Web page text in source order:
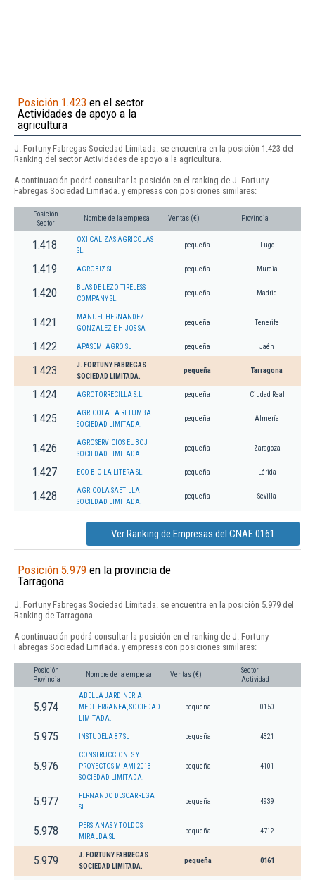
Posición 1.423 en el sector
Actividades de apoyo a la
agricultura
J. Fortuny Fabregas Sociedad Limitada. se encuentra en la posición 1.423 del
Ranking del sector Actividades de apoyo a la agricultura.
A continuación podrá consultar la posición en el ranking de J. Fortuny
Fabregas Sociedad Limitada. y empresas con posiciones similares:
Posición
Sector
Nombre de la empresa Ventas (€) Provincia
1.418
OXI CALIZAS AGRICOLAS
SL.
pequeña Lugo
1.419 AGROBIZ SL. pequeña Murcia
1.420
BLAS DE LEZO TIRELESS
COMPANY SL.
pequeña Madrid
1.421
MANUEL HERNANDEZ
GONZALEZ E HIJOS SA
pequeña Tenerife
1.422 APASEMI AGRO SL pequeña Jaén
1.423
J. FORTUNY FABREGAS
SOCIEDAD LIMITADA.
pequeña Tarragona
1.424 AGROTORRECILLA S.L. pequeña Ciudad Real
1.425
AGRICOLA LA RETUMBA
SOCIEDAD LIMITADA.
pequeña Almería
1.426
AGROSERVICIOS EL BOJ
SOCIEDAD LIMITADA.
pequeña Zaragoza
1.427 ECO-BIO LA LITERA SL. pequeña Lérida
1.428
AGRICOLA SAETILLA
SOCIEDAD LIMITADA.
pequeña Sevilla
Ver Ranking de Empresas del CNAE 0161
Posición 5.979 en la provincia de
Tarragona
J. Fortuny Fabregas Sociedad Limitada. se encuentra en la posición 5.979 del
Ranking de Tarragona.
A continuación podrá consultar la posición en el ranking de J. Fortuny
Fabregas Sociedad Limitada. y empresas con posiciones similares:
Posición
Provincia
Nombre de la empresa Ventas (€)
Sector
Actividad
5.974
ABELLA JARDINERIA
MEDITERRANEA, SOCIEDAD
LIMITADA.
pequeña 0150
5.975 INSTUDELA 87 SL pequeña 4321
5.976
CONSTRUCCIONES Y
PROYECTOS MIAMI 2013
SOCIEDAD LIMITADA.
pequeña 4101
5.977
FERNANDO DESCARREGA
SL
pequeña 4939
5.978
PERSIANAS Y TOLDOS
MIRALBA SL
pequeña 4712
5.979
J. FORTUNY FABREGAS
SOCIEDAD LIMITADA.
pequeña 0161